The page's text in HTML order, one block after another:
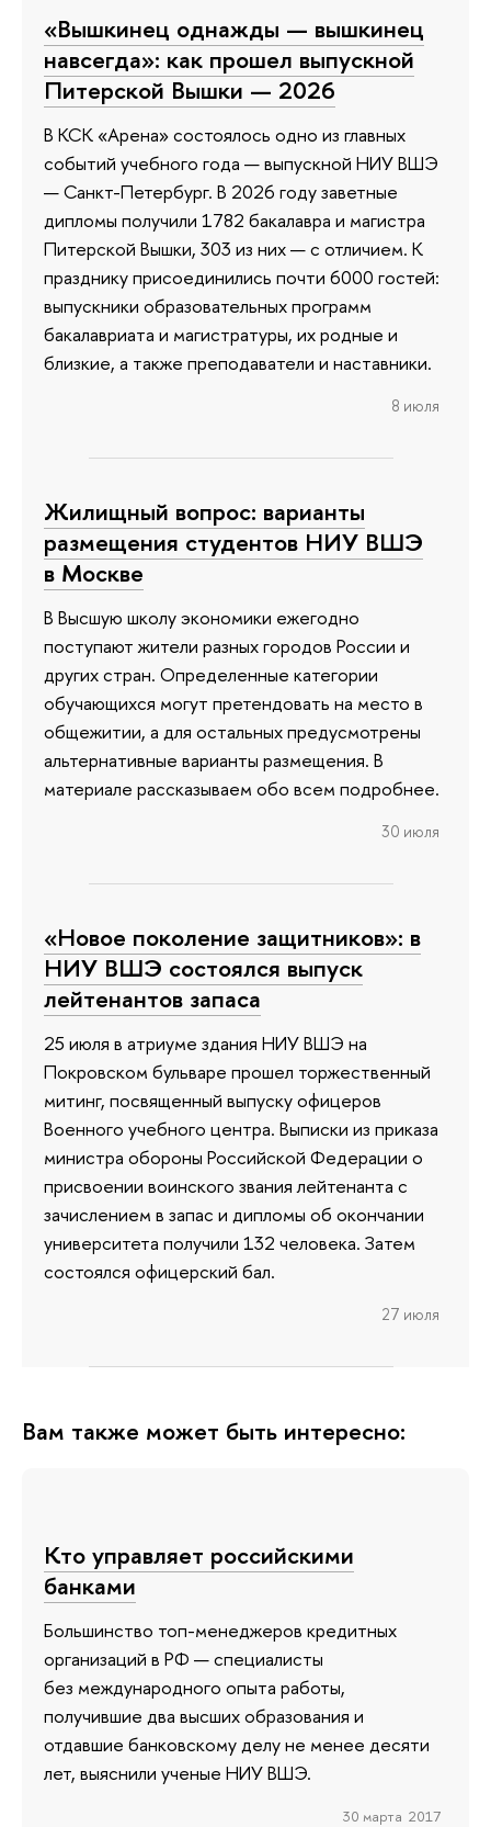
«Вышкинец однажды — вышкинец
навсегда»: как прошел выпускной
Питерской Вышки — 2026
В КСК «Арена» состоялось одно из главных
событий учебного года — выпускной НИУ ВШЭ
— Санкт-Петербург. В 2026 году заветные
дипломы получили 1782 бакалавра и магистра
Питерской Вышки, 303 из них — с отличием. К
празднику присоединились почти 6000 гостей:
выпускники образовательных программ
бакалавриата и магистратуры, их родные и
близкие, а также преподаватели и наставники.
8 июля
Жилищный вопрос: варианты
размещения студентов НИУ ВШЭ
в Москве
В Высшую школу экономики ежегодно
поступают жители разных городов России и
других стран. Определенные категории
обучающихся могут претендовать на место в
общежитии, а для остальных предусмотрены
альтернативные варианты размещения. В
материале рассказываем обо всем подробнее.
30 июля
«Новое поколение защитников»: в
НИУ ВШЭ состоялся выпуск
лейтенантов запаса
25 июля в атриуме здания НИУ ВШЭ на
Покровском бульваре прошел торжественный
митинг, посвященный выпуску офицеров
Военного учебного центра. Выписки из приказа
министра обороны Российской Федерации о
присвоении воинского звания лейтенанта с
зачислением в запас и дипломы об окончании
университета получили 132 человека. Затем
состоялся офицерский бал.
27 июля
Вам также может быть интересно:
Кто управляет российскими
банками
Большинство топ-менеджеров кредитных
организаций в РФ — специалисты
без международного опыта работы,
получившие два высших образования и
отдавшие банковскому делу не менее десяти
лет, выяснили ученые НИУ ВШЭ.
30 марта 2017